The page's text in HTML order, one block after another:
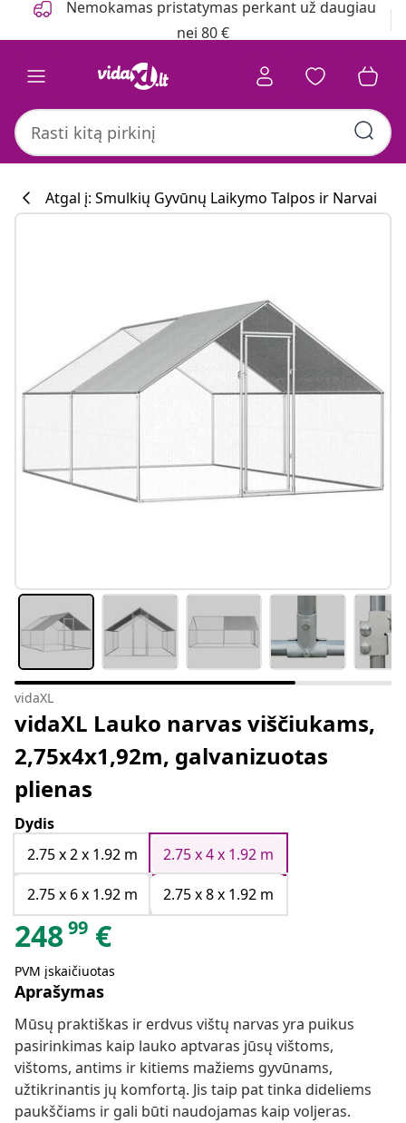
Nemokamas pristatymas perkant už daugiau
nei 80 €
Atgal į: Smulkių Gyvūnų Laikymo Talpos ir Narvai
vidaXL
vidaXL Lauko narvas viščiukams,
2,75x4x1,92m, galvanizuotas
plienas
Dydis
2.75 x 2 x 1.92 m
2.75 x 4 x 1.92 m
2.75 x 6 x 1.92 m
2.75 x 8 x 1.92 m
24899 €
PVM įskaičiuotas
Aprašymas
Mūsų praktiškas ir erdvus vištų narvas yra puikus
pasirinkimas kaip lauko aptvaras jūsų vištoms,
vištoms, antims ir kitiems mažiems gyvūnams,
užtikrinantis jų komfortą. Jis taip pat tinka dideliems
paukščiams ir gali būti naudojamas kaip voljeras.